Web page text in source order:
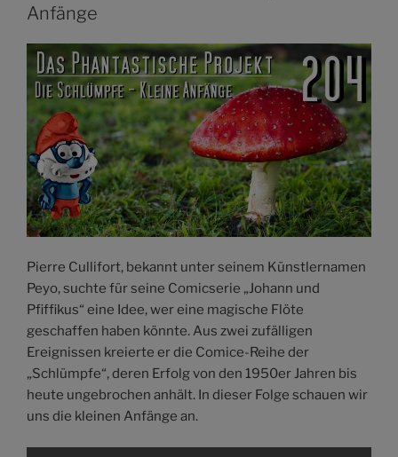
Anfänge
Pierre Cullifort, bekannt unter seinem Künstlernamen
Peyo, suchte für seine Comicserie „Johann und
Pfiffikus“ eine Idee, wer eine magische Flöte
geschaffen haben könnte. Aus zwei zufälligen
Ereignissen kreierte er die Comice-Reihe der
„Schlümpfe“, deren Erfolg von den 1950er Jahren bis
heute ungebrochen anhält. In dieser Folge schauen wir
uns die kleinen Anfänge an.
„PHAN.PRO